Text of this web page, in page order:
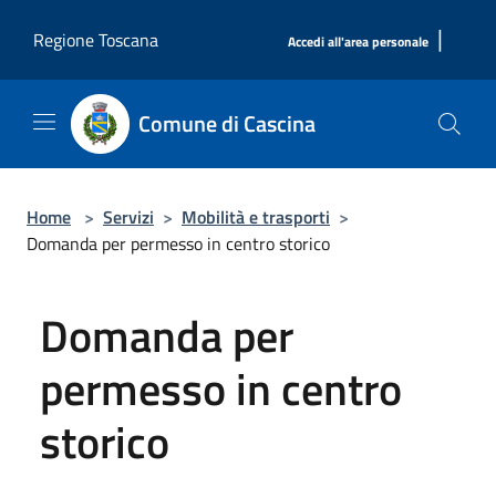
Regione Toscana
Accedi all'area personale |
Comune di Cascina
Home > Servizi > Mobilità e trasporti >
Domanda per permesso in centro storico
Domanda per
permesso in centro
storico